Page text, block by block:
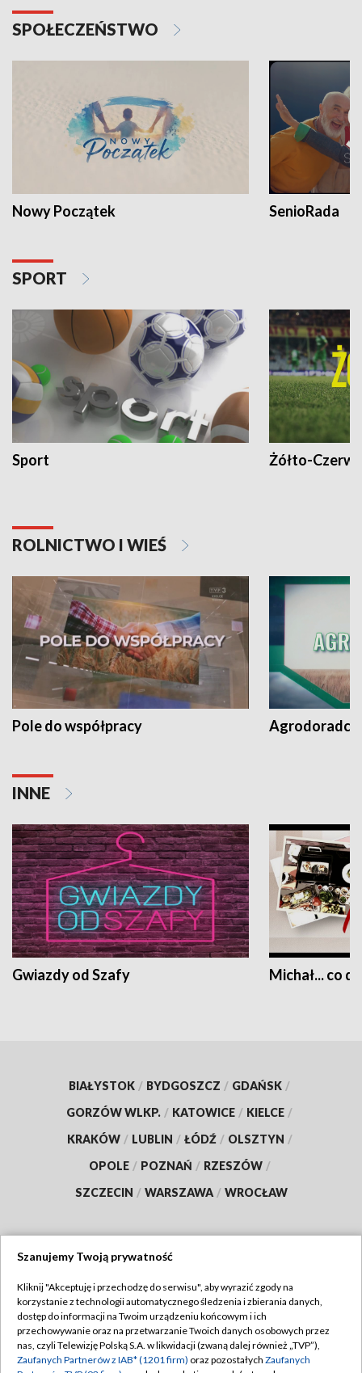
SPOŁECZEŃSTWO
Nowy Początek SenioRada
SPORT
Sport Żółto-
ROLNICTWO I WIEŚ
Pole do współpracy Agrodoradcy
INNE
Gwiazdy od Szafy Michał... co
BIAŁYSTOK / BYDGOSZCZ / GDAŃSK /
GORZÓW WLKP. / KATOWICE / KIELCE /
KRAKÓW / LUBLIN / ŁÓDŹ / OLSZTYN /
OPOLE / POZNAŃ / RZESZÓW /
SZCZECIN / WARSZAWA / WROCŁAW
TVP
Abonament TVP
Emisja w TVP
Regulamin TVP
Polityka prywatności
Szanujemy Twoją prywatność
Kliknij "Akceptuję i przechodzę do serwisu", aby wyrazić zgody na
korzystanie z technologii automatycznego śledzenia i zbierania danych,
dostęp do informacji na Twoim urządzeniu końcowym i ich
przechowywanie oraz na przetwarzanie Twoich danych osobowych przez
nas, czyli Telewizję Polską S.A. w likwidacji (zwaną dalej również „TVP”),
Zaufanych Partnerów z IAB* (1201 firm) oraz pozostałych Zaufanych